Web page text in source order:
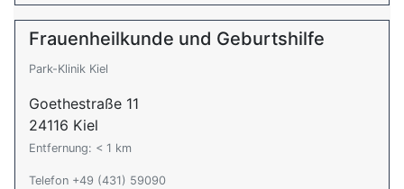
Frauenheilkunde und Geburtshilfe
Park-Klinik Kiel
Goethestraße 11
24116 Kiel
Entfernung: < 1 km
Telefon +49 (431) 59090